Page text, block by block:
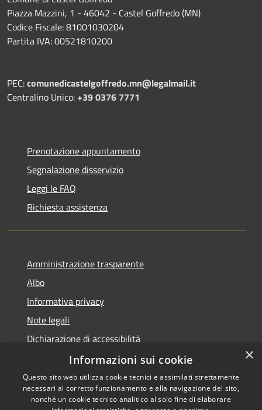
Piazza Mazzini, 1 - 46042 - Castel Goffredo (MN)
Codice Fiscale: 81001030204
Partita IVA: 00521810200
PEC:comunedicastelgoffredo.mn@legalmail.it
Centralino Unico:+39 0376 7771
Prenotazione appuntamento
Segnalazione disservizio
Leggi le FAQ
Richiesta assistenza
Amministrazione trasparente
Albo
Informativa privacy
Note legali
Dichiarazione di accessibilità
Piano di miglioramento
×
Informazioni sui cookie
Questo sito web utilizza cookie tecnici e assimilati strettamente
necessari al corretto funzionamento e alla navigazione del sito,
nonché un cookie tecnico analitico al solo fine di elaborare